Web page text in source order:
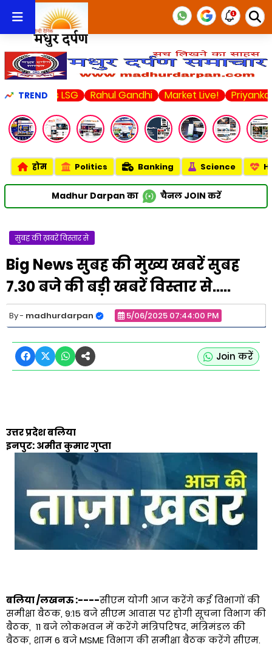
TREND
LSG Rahul Gandhi Market Live! Priyanka Chopra
होम Politics Banking Science
Madhur Darpan का चैनल JOIN करें
सुबह की ख़बरें विस्तार से
Big News सुबह की मुख्य खबरें सुबह
7.30 बजे की बड़ी खबरें विस्तार से.....
madhurdarpan 5/06/2025 07:44:00 PM
Join करें
उत्तर प्रदेश बलिया
इनपुट: अमीत कुमार गुप्ता
बलिया /लखनऊ :----सीएम योगी आज करेंगे कई विभागों की
समीक्षा बैठक, 9:15 बजे सीएम आवास पर होगी सूचना विभाग की
बैठक, 11 बजे लोकभवन में करेंगे मंत्रिपरिषद, मंत्रिमंडल की
बैठक, शाम 6 बजे MSME विभाग की समीक्षा बैठक करेंगे सीएम.